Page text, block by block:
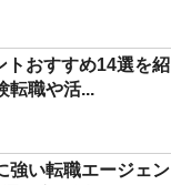
トおすすめ14選を紹
転職や活...
強い転職エージェン